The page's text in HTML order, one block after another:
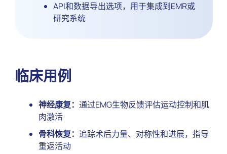
API和数据导出选项，用于集成到EMR或
研究系统
临床用例
神经康复： 通过EMG生物反馈评估运动控制和肌
肉激活
骨科恢复： 追踪术后力量、对称性和进展，指导
重返活动